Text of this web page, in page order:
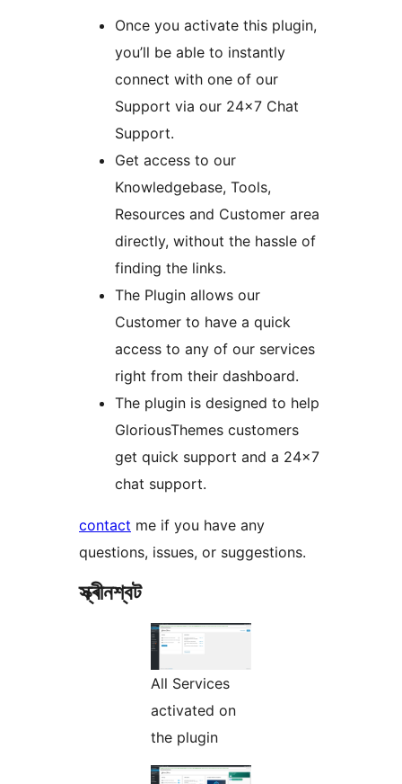
Once you activate this plugin,
you’ll be able to instantly
connect with one of our
Support via our 24×7 Chat
Support.
Get access to our
Knowledgebase, Tools,
Resources and Customer area
directly, without the hassle of
finding the links.
The Plugin allows our
Customer to have a quick
access to any of our services
right from their dashboard.
The plugin is designed to help
GloriousThemes customers
get quick support and a 24×7
chat support.
contact me if you have any
questions, issues, or suggestions.
স্ক্ৰীনশ্বট
All Services
activated on
the plugin